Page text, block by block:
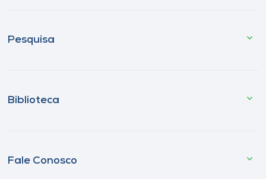
Pesquisa
Biblioteca
Fale Conosco